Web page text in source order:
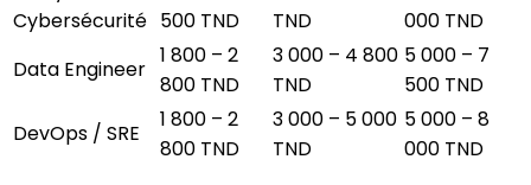
Cybersécurité 500 TND
TND
000 TND
Data Engineer
1 800 – 2
800 TND
3 000 – 4 800
TND
5 000 – 7
500 TND
DevOps / SRE
1 800 – 2
800 TND
3 000 – 5 000
TND
5 000 – 8
000 TND